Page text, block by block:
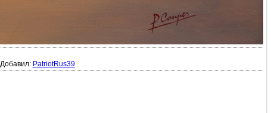
Добавил: PatriotRus39